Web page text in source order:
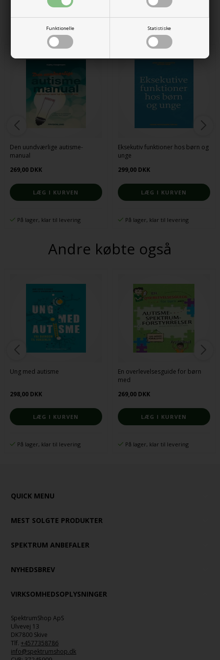
Funktionelle Statistiske
Alternative produkter
Den uundværlige autisme-
manual
269,00 DKK
På lager, klar til levering
Eksekutiv funktioner hos børn og
unge
299,00 DKK
På lager, klar til levering
Andre købte også
Ung med autisme
298,00 DKK
På lager, klar til levering
En overlevelsesguide for børn
med
269,00 DKK
På lager, klar til levering
QUICK MENU
MEST SOLGTE PRODUKTER
SPEKTRUM ANBEFALER
NYHEDSBREV
VIRKSOMHEDSOPLYSNINGER
SpektrumShop ApS
Ulvevej 13
DK7800 Skive
Tlf. +4577358786
info@spektrumshop.dk